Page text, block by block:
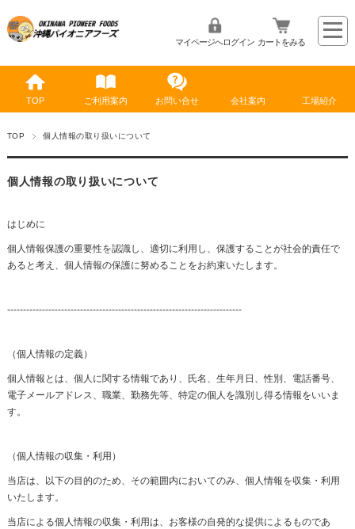
マイページへログイン カートをみる
TOP ご利用案内 お問い合せ 会社案内 工場紹介
TOP 個人情報の取り扱いについて
個人情報の取り扱いについて
はじめに
個人情報保護の重要性を認識し、適切に利用し、保護することが社会的責任で
あると考え、個人情報の保護に努めることをお約束いたします。
--------------------------------------------------------------------------
（個人情報の定義）
個人情報とは、個人に関する情報であり、氏名、生年月日、性別、電話番号、
電子メールアドレス、職業、勤務先等、特定の個人を識別し得る情報をいいま
す。
（個人情報の収集・利用）
当店は、以下の目的のため、その範囲内においてのみ、個人情報を収集・利用
いたします。
当店による個人情報の収集・利用は、お客様の自発的な提供によるものであ